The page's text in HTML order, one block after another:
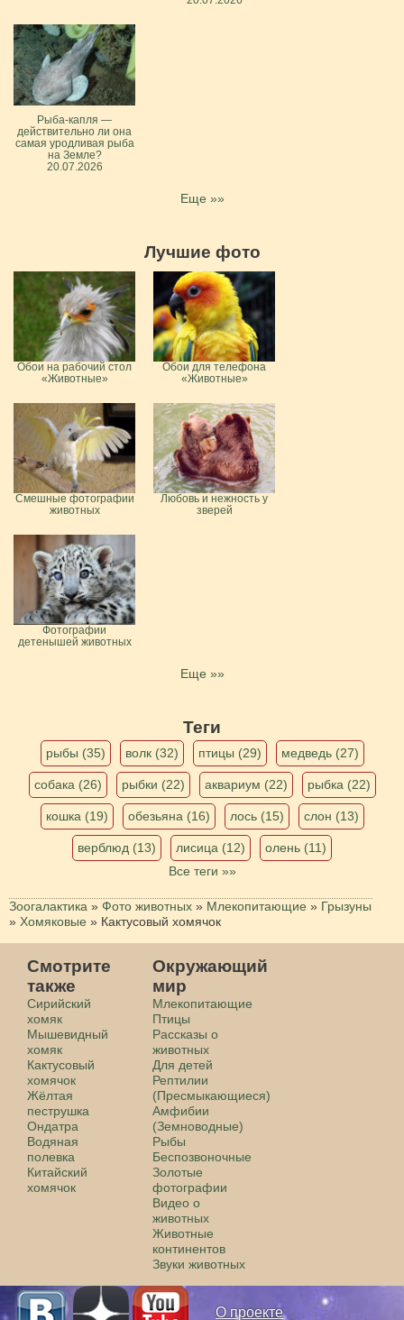
Рыба-капля —
действительно ли она
самая уродливая рыба
на Земле?
20.07.2026
Еще »»
Лучшие фото
Обои на рабочий стол
«Животные»
Обои для телефона
«Животные»
Смешные фотографии
животных
Любовь и нежность у
зверей
Фотографии
детенышей животных
Еще »»
Теги
рыбы (35) волк (32) птицы (29) медведь (27)
собака (26) рыбки (22) аквариум (22) рыбка (22)
кошка (19) обезьяна (16) лось (15) слон (13)
верблюд (13) лисица (12)
олень (11)
Все теги »»
Зоогалактика » Фото животных » Млекопитающие » Грызуны
» Хомяковые » Кактусовый хомячок
Смотрите
также
Сирийский
хомяк
Мышевидный
хомяк
Кактусовый
хомячок
Жёлтая
пеструшка
Ондатра
Водяная
полевка
Китайский
хомячок
Окружающий
мир
Млекопитающие
Птицы
Рассказы о
животных
Для детей
Рептилии
(Пресмыкающиеся)
Амфибии
(Земноводные)
Рыбы
Беспозвоночные
Золотые
фотографии
Видео о
животных
Животные
континентов
Звуки животных
О проекте